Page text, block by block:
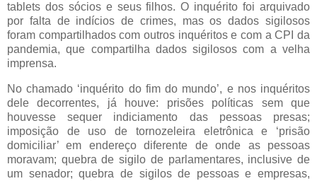
tablets dos sócios e seus filhos. O inquérito foi arquivado
por falta de indícios de crimes, mas os dados sigilosos
foram compartilhados com outros inquéritos e com a CPI da
pandemia, que compartilha dados sigilosos com a velha
imprensa.
No chamado ‘inquérito do fim do mundo’, e nos inquéritos
dele decorrentes, já houve: prisões políticas sem que
houvesse sequer indiciamento das pessoas presas;
imposição de uso de tornozeleira eletrônica e ‘prisão
domiciliar’ em endereço diferente de onde as pessoas
moravam; quebra de sigilo de parlamentares, inclusive de
um senador; quebra de sigilos de pessoas e empresas,